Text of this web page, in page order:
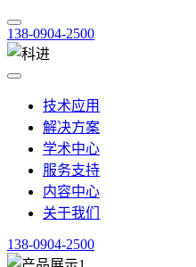
138-0904-2500
技术应用
解决方案
学术中心
服务支持
内容中心
关于我们
138-0904-2500